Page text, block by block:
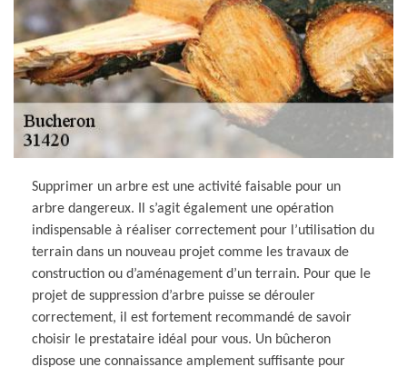
Supprimer un arbre est une activité faisable pour un
arbre dangereux. Il s’agit également une opération
indispensable à réaliser correctement pour l’utilisation du
terrain dans un nouveau projet comme les travaux de
construction ou d’aménagement d’un terrain. Pour que le
projet de suppression d’arbre puisse se dérouler
correctement, il est fortement recommandé de savoir
choisir le prestataire idéal pour vous. Un bûcheron
dispose une connaissance amplement suffisante pour